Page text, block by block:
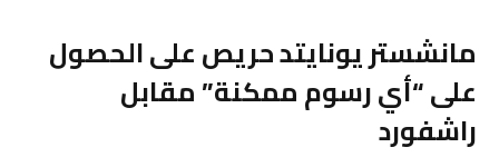
مانشستر يونايتد حريص على الحصول
على “أي رسوم ممكنة” مقابل
راشفورد